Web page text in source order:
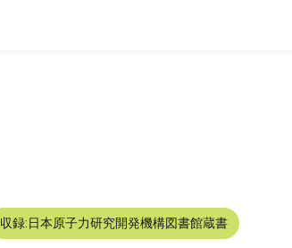
収録:日本原子力研究開発機構図書館蔵書